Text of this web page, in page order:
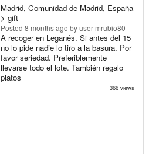
Madrid, Comunidad de Madrid, España
> gift
Posted 8 months ago by user mrubio80
A recoger en Leganés. Si antes del 15
no lo pide nadie lo tiro a la basura. Por
favor seriedad. Preferiblemente
llevarse todo el lote. También regalo
platos
366 views